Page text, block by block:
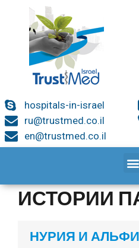
hospitals-in-israel
ru@trustmed.co.il
en@trustmed.co.il
ИСТОРИИ
НУРИЯ И